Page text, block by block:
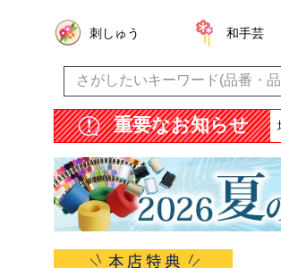
刺しゅう 和手芸
重要なお知らせ